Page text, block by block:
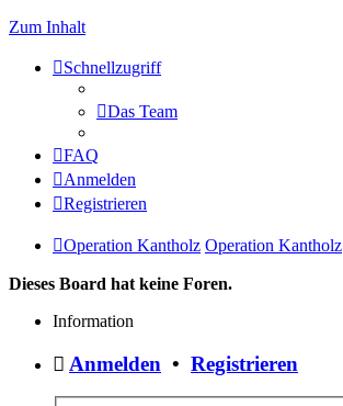
Zum Inhalt
Schnellzugriff
Das Team
FAQ
Anmelden
Registrieren
Operation Kantholz Operation Kantholz
Dieses Board hat keine Foren.
Information
Anmelden • Registrieren